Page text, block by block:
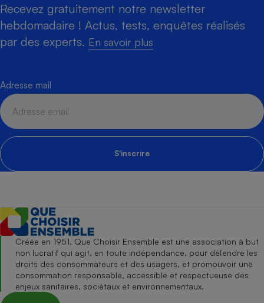
Recevez gratuitement notre newsletter
hebdomadaire ! Actus, tests, enquêtes réalisés
par des experts. En savoir plus
Adresse mail
S'inscrire
Créée en 1951, Que Choisir Ensemble est une association à but
non lucratif qui agit, en toute indépendance, pour défendre les
droits des consommateurs et des usagers, et promouvoir une
consommation responsable, accessible et respectueuse des
enjeux sanitaires, sociétaux et environnementaux.